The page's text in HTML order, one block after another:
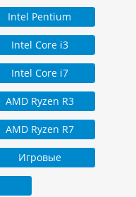
Intel Pentium
Intel Core i3
Intel Core i7
AMD Ryzen R3
AMD Ryzen R7
Игровые